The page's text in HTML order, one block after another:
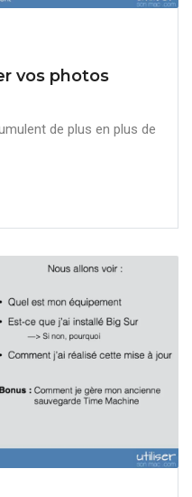
vos photos
de plus en plus de